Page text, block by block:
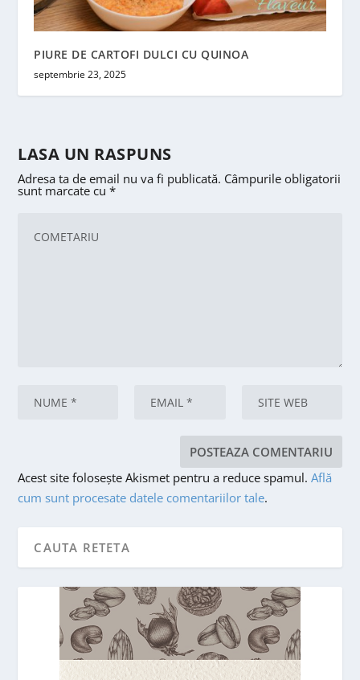
PIURE DE CARTOFI DULCI CU QUINOA
septembrie 23, 2025
LASA UN RASPUNS
Adresa ta de email nu va fi publicată. Câmpurile obligatorii
sunt marcate cu*
Acest site folosește Akismet pentru a reduce spamul.Află
cum sunt procesate datele comentariilor tale.